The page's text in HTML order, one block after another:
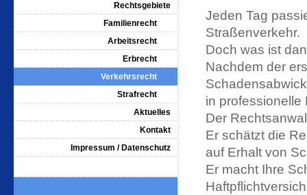
Jeden Tag
Straßenverkehr.
Doch was ist
Nachdem der
in professionelle
Der
Er schätzt die
auf Erhalt von
Er macht Ihre
Rechtsgebiete
Familienrecht
Arbeitsrecht
Erbrecht
Verkehrsrecht
Strafrecht
Aktuelles
Kontakt
Impressum / Datenschutz